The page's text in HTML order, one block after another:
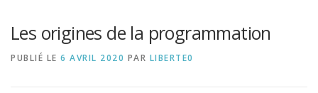
LANGAGE INFORMATIQUE
Les origines de la programmation
PUBLIÉ LE 6 AVRIL 2020 PAR LIBERTE0